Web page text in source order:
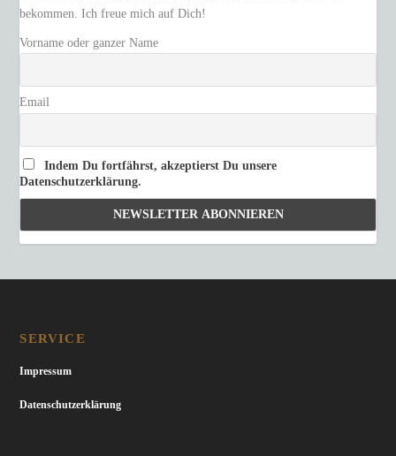
bekommen. Ich freue mich auf Dich!
Vorname oder ganzer Name
Email
Indem Du fortfährst, akzeptierst Du unsere
Datenschutzerklärung.
SERVICE
Impressum
Datenschutzerklärung